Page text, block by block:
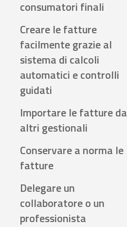
consumatori finali
Creare le fatture
facilmente grazie al
sistema di calcoli
automatici e controlli
guidati
Importare le fatture da
altri gestionali
Conservare a norma le
fatture
Delegare un
collaboratore o un
professionista